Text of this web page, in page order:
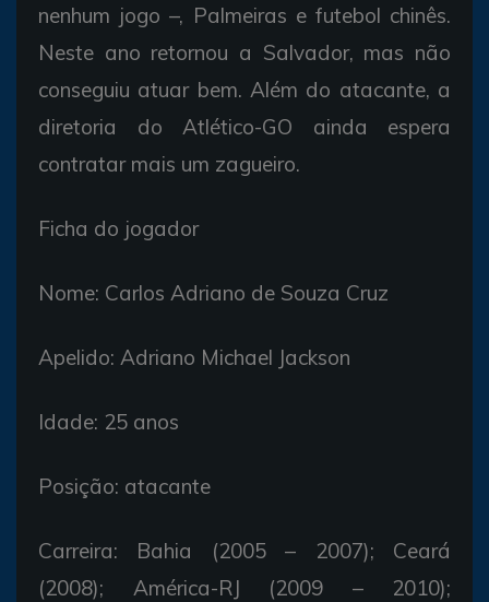
nenhum jogo –, Palmeiras e futebol chinês.
Neste ano retornou a Salvador, mas não
conseguiu atuar bem. Além do atacante, a
diretoria do Atlético-GO ainda espera
contratar mais um zagueiro.
Ficha do jogador
Nome: Carlos Adriano de Souza Cruz
Apelido: Adriano Michael Jackson
Idade: 25 anos
Posição: atacante
Carreira: Bahia (2005 – 2007); Ceará
(2008); América-RJ (2009 – 2010);